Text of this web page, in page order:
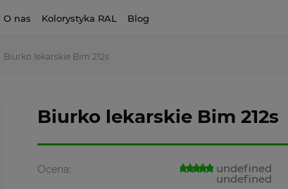
O nas Kolorystyka RAL Blog
Biurko lekarskie Bim 212s
Biurko lekarskie Bim 212s
Ocena: undefined
undefined